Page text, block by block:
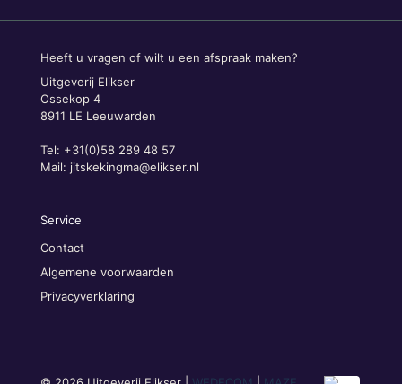
Heeft u vragen of wilt u een afspraak maken?
Uitgeverij Elikser
Ossekop 4
8911 LE Leeuwarden
Tel: +31(0)58 289 48 57
Mail: jitskekingma@elikser.nl
Service
Contact
Algemene voorwaarden
Privacyverklaring